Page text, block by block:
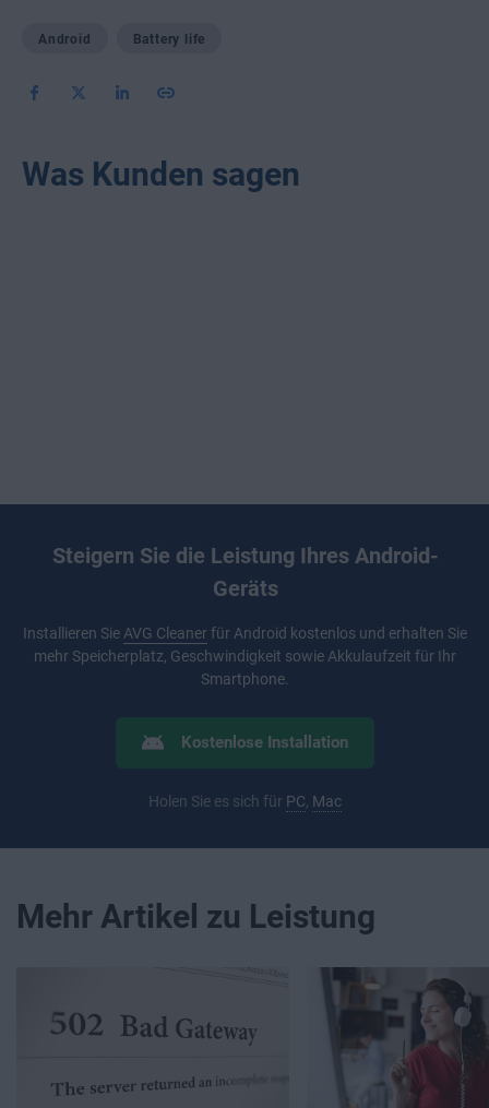
Android Battery life
Was Kunden sagen
Steigern Sie die Leistung Ihres Android-
Geräts
Installieren SieAVG Cleanerfür Android kostenlos und erhalten Sie
mehr Speicherplatz, Geschwindigkeit sowie Akkulaufzeit für Ihr
Smartphone.
Kostenlose Installation
Holen Sie es sich für PC, Mac
Mehr Artikel zu Leistung